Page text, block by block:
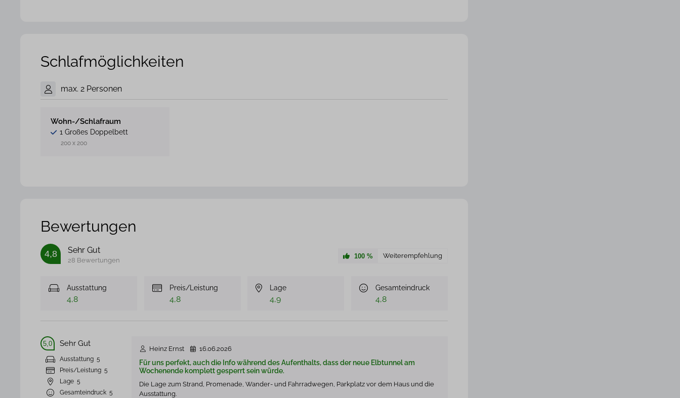
Schlafmöglichkeiten
max. 2 Personen
Wohn-/Schlafraum
1 Großes Doppelbett
200 x 200
Bewertungen
100 % Weiterempfehlung
4,8 Sehr Gut
28 Bewertungen
Ausstattung
4,8
Preis/Leistung
4,8
Lage
4,9
Gesamteindruck
4,8
Sehr Gut
5,0
Ausstattung 5
Preis/Leistung 5
Lage 5
Gesamteindruck 5
Heinz Ernst 16.06.2026
Für uns perfekt, auch die Info während des Aufenthalts, dass der neue Elbtunnel am
Wochenende komplett gesperrt sein würde.
Die Lage zum Strand, Promenade, Wander- und Fahrradwegen, Parkplatz vor dem Haus und die
Ausstattung.